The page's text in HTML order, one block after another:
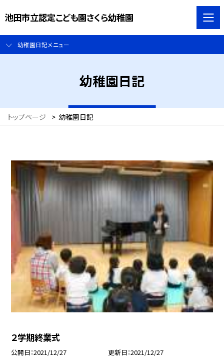
池田市立認定こども園さくら幼稚園
幼稚園日記メニュー
幼稚園日記
トップページ > 幼稚園日記
２学期終業式
公開日 2021/12/27 更新日 2021/12/27